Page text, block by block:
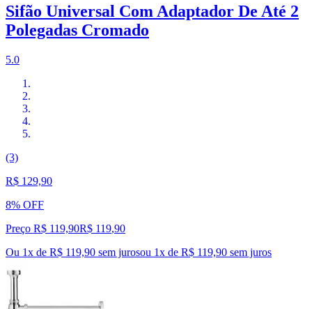
Sifão Universal Com Adaptador De Até 2
Polegadas Cromado
5.0
(3)
R$ 129,90
8% OFF
Preço R$ 119,90R$ 119,90
Ou 1x de R$ 119,90 sem jurosou 1x de R$ 119,90 sem juros